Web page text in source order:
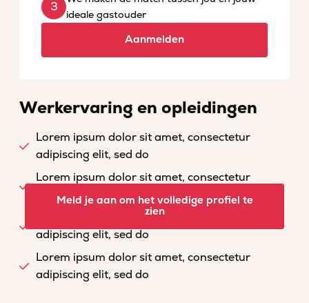
ideale gastouder
Aanmelden
Werkervaring en opleidingen
Lorem ipsum dolor sit amet, consectetur
adipiscing elit, sed do
Lorem ipsum dolor sit amet, consectetur
adipiscing elit, sed do
Lorem ipsum dolor sit amet, consectetur
adipiscing elit, sed do
Lorem ipsum dolor sit amet, consectetur
adipiscing elit, sed do
Meld je aan om het volledige profiel te
zien